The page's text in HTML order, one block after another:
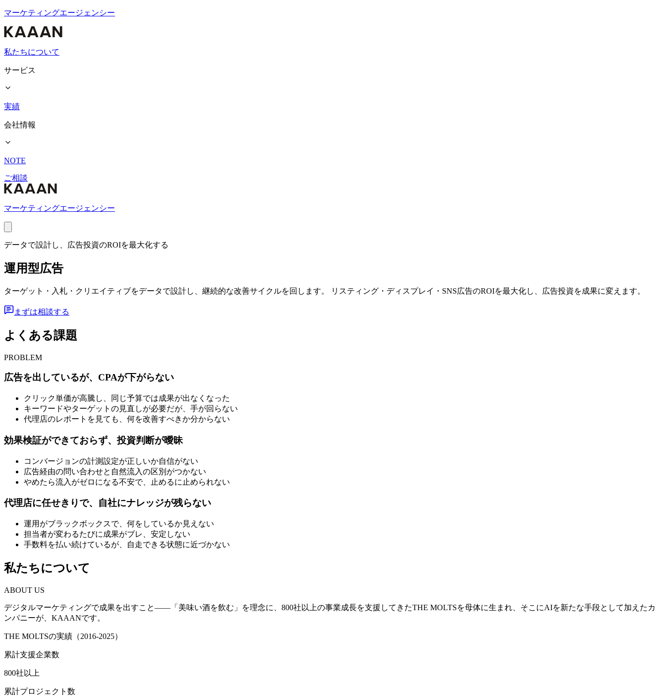
マーケティングエージェンシー
私たちについて
サービス
実績
会社情報
NOTE
ご相談
マーケティングエージェンシー
データで設計し、広告投資のROIを最大化する
運用型広告
ターゲット・入札・クリエイティブをデータで設計し、継続的な改善サイクルを回します。 リスティング・ディスプレイ・SNS広告のROIを最大化し、広告投資を成果に変えます。
まずは相談する
よくある課題
PROBLEM
広告を出しているが、CPAが下がらない
クリック単価が高騰し、同じ予算では成果が出なくなった
キーワードやターゲットの見直しが必要だが、手が回らない
代理店のレポートを見ても、何を改善すべきか分からない
効果検証ができておらず、投資判断が曖昧
コンバージョンの計測設定が正しいか自信がない
広告経由の問い合わせと自然流入の区別がつかない
やめたら流入がゼロになる不安で、止めるに止められない
代理店に任せきりで、自社にナレッジが残らない
運用がブラックボックスで、何をしているか見えない
担当者が変わるたびに成果がブレ、安定しない
手数料を払い続けているが、自走できる状態に近づかない
私たちについて
ABOUT US
デジタルマーケティングで成果を出すこと——「美味い酒を飲む」を理念に、800社以上の事業成長を支援してきたTHE MOLTSを母体に生まれ、そこにAIを新たな手段として加えたカ
ンパニーが、KAAANです。
THE MOLTSの実績（2016-2025）
累計支援企業数
800社以上
累計プロジェクト数